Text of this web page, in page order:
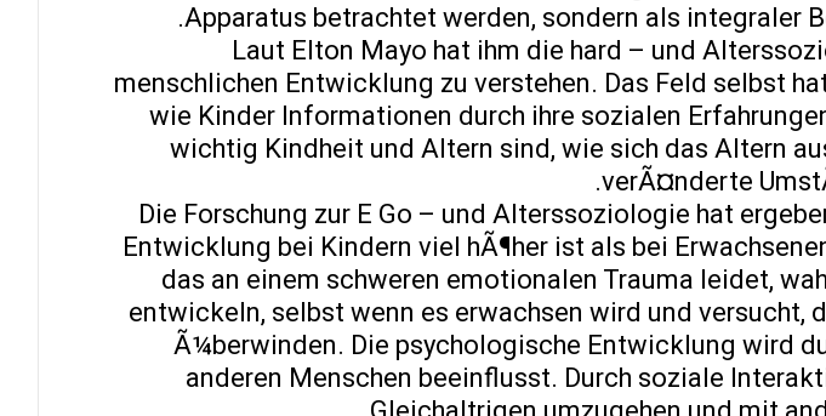
Apparatus betrachtet werden, sondern als integraler
Laut Elton Mayo hat ihm die hard – und
menschlichen Entwicklung zu verstehen. Das Feld selbst
wie Kinder Informationen durch ihre sozialen
wichtig Kindheit und Altern sind, wie sich das Altern
verÃ¤nderte
Die Forschung zur E Go – und Alterssoziologie hat
Entwicklung bei Kindern viel hÃ¶her ist als bei
das an einem schweren emotionalen Trauma leidet,
entwickeln, selbst wenn es erwachsen wird und
Ã¼berwinden. Die psychologische Entwicklung wird
anderen Menschen beeinflusst. Durch soziale